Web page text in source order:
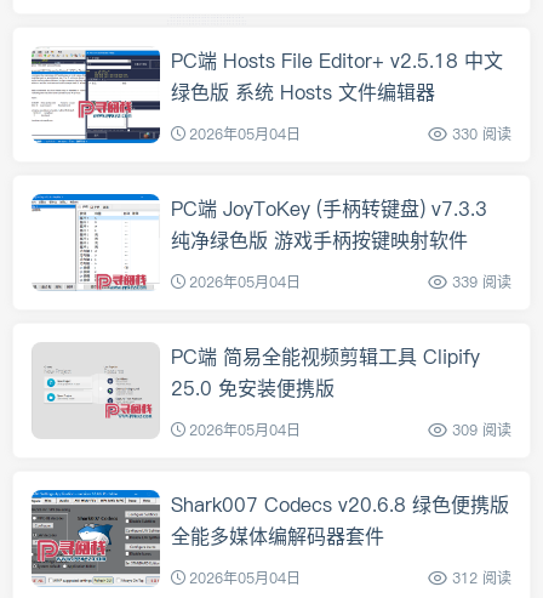
PC端 Hosts File Editor+ v2.5.18 中文
绿色版 系统 Hosts 文件编辑器
2026年05月04日 330 阅读
PC端 JoyToKey (手柄转键盘) v7.3.3
纯净绿色版 游戏手柄按键映射软件
2026年05月04日 339 阅读
PC端 简易全能视频剪辑工具 Clipify
25.0 免安装便携版
2026年05月04日 309 阅读
Shark007 Codecs v20.6.8 绿色便携版
全能多媒体编解码器套件
2026年05月04日 312 阅读